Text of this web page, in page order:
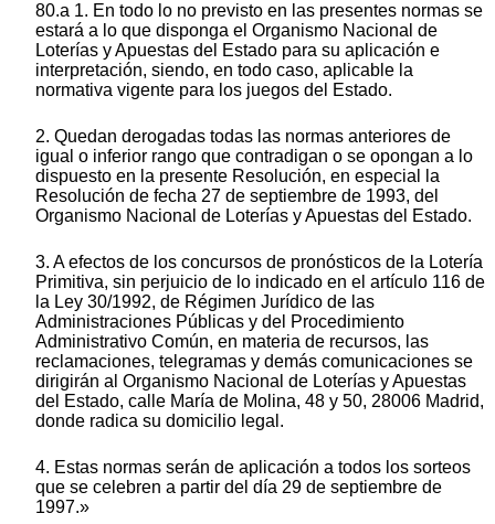
80.a 1. En todo lo no previsto en las presentes normas se
estará a lo que disponga el Organismo Nacional de
Loterías y Apuestas del Estado para su aplicación e
interpretación, siendo, en todo caso, aplicable la
normativa vigente para los juegos del Estado.
2. Quedan derogadas todas las normas anteriores de
igual o inferior rango que contradigan o se opongan a lo
dispuesto en la presente Resolución, en especial la
Resolución de fecha 27 de septiembre de 1993, del
Organismo Nacional de Loterías y Apuestas del Estado.
3. A efectos de los concursos de pronósticos de la Lotería
Primitiva, sin perjuicio de lo indicado en el artículo 116 de
la Ley 30/1992, de Régimen Jurídico de las
Administraciones Públicas y del Procedimiento
Administrativo Común, en materia de recursos, las
reclamaciones, telegramas y demás comunicaciones se
dirigirán al Organismo Nacional de Loterías y Apuestas
del Estado, calle María de Molina, 48 y 50, 28006 Madrid,
donde radica su domicilio legal.
4. Estas normas serán de aplicación a todos los sorteos
que se celebren a partir del día 29 de septiembre de
1997.»